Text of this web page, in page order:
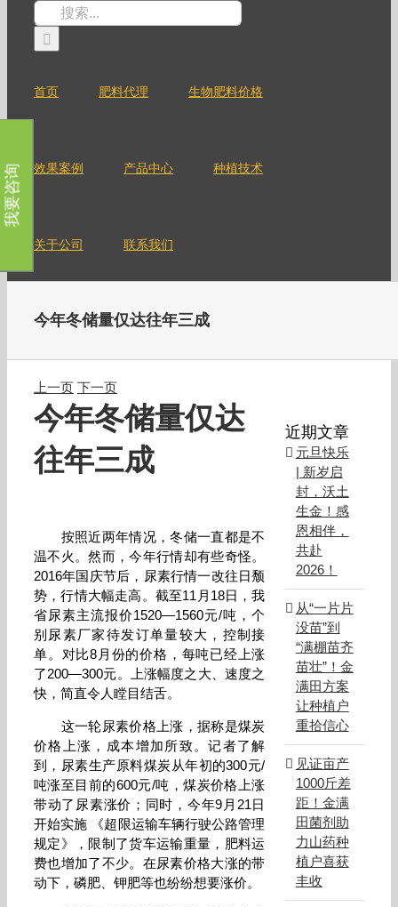
搜
索：
首页 肥料代理 生物肥料价格
效果案例 产品中心 种植技术
关于公司 联系我们
今年冬储量仅达往年三成
上一页 下一页
今年冬储量仅达
往年三成
按照近两年情况，冬储一直都是不
温不火。然而，今年行情却有些奇怪。
2016年国庆节后，尿素行情一改往日颓
势，行情大幅走高。截至11月18日，我
省尿素主流报价1520—1560元/吨，个
别尿素厂家待发订单量较大，控制接
单。对比8月份的价格，每吨已经上涨
了200—300元。上涨幅度之大、速度之
快，简直令人瞠目结舌。
这一轮尿素价格上涨，据称是煤炭
价格上涨，成本增加所致。记者了解
到，尿素生产原料煤炭从年初的300元/
吨涨至目前的600元/吨，煤炭价格上涨
带动了尿素涨价；同时，今年9月21日
开始实施 《超限运输车辆行驶公路管理
规定》，限制了货车运输重量，肥料运
费也增加了不少。在尿素价格大涨的带
动下，磷肥、钾肥等也纷纷想要涨价。
近期文章
元旦快乐
| 新岁启
封，沃土
生金！感
恩相伴，
共赴
2026！
从“一片片
没苗”到
“满棚苗齐
苗壮”！金
满田方案
让种植户
重拾信心
见证亩产
1000斤差
距！金满
田菌剂助
力山药种
植户喜获
丰收
我要咨询